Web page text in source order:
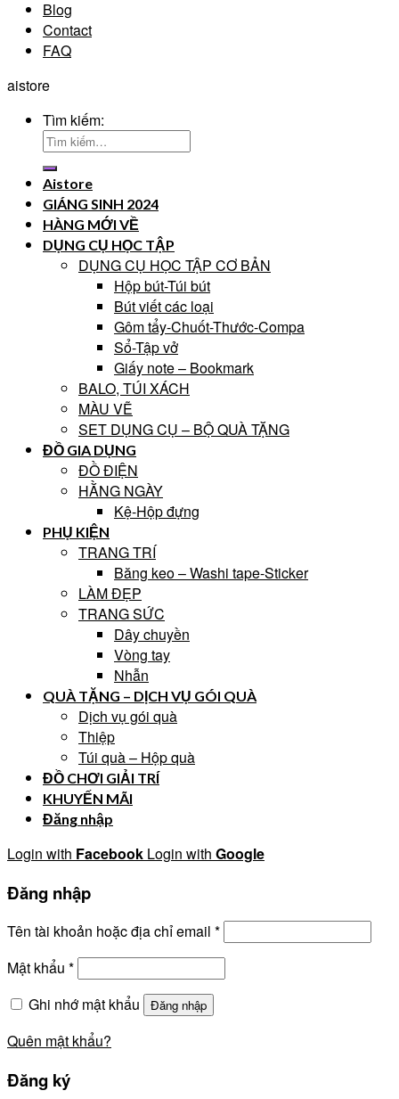
Blog
Contact
FAQ
aistore
Tìm kiếm:
Aistore
GIÁNG SINH 2024
HÀNG MỚI VỀ
DỤNG CỤ HỌC TẬP
DỤNG CỤ HỌC TẬP CƠ BẢN
Hộp bút-Túi bút
Bút viết các loại
Gôm tẩy-Chuốt-Thước-Compa
Sổ-Tập vở
Giấy note – Bookmark
BALO, TÚI XÁCH
MÀU VẼ
SET DỤNG CỤ – BỘ QUÀ TẶNG
ĐỒ GIA DỤNG
ĐỒ ĐIỆN
HẰNG NGÀY
Kệ-Hộp đựng
PHỤ KIỆN
TRANG TRÍ
Băng keo – Washi tape-Sticker
LÀM ĐẸP
TRANG SỨC
Dây chuyền
Vòng tay
Nhẫn
QUÀ TẶNG – DỊCH VỤ GÓI QUÀ
Dịch vụ gói quà
Thiệp
Túi quà – Hộp quà
ĐỒ CHƠI GIẢI TRÍ
KHUYẾN MÃI
Đăng nhập
Login with Facebook Login with Google
Đăng nhập
Tên tài khoản hoặc địa chỉ email *
Mật khẩu *
Ghi nhớ mật khẩu
Đăng nhập
Quên mật khẩu?
Đăng ký